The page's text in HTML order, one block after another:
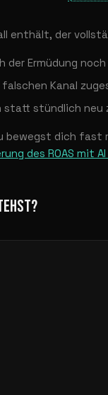
enthält, der
der Ermüdung
Kanal
stündlich neu
bewegst dich fast
des ROAS mit